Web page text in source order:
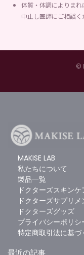
体質・体調によりま
中止し医師にご相談く
©
MAKISE LAB
私たちについて
製品一覧
ドクターズスキンケ
ドクターズサプリメ
ドクターズグッズ
プライバシーポリシ
特定商取引法に基づ